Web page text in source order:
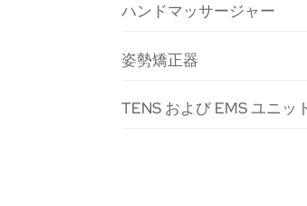
ハンドマッサージャー
姿勢矯正器
TENS および EMS ユニッ